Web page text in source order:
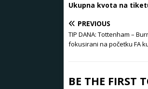
Ukupna kvota na
PREVIOUS
TIP DANA: Tottenham –
fokusirani na početku FA
BE THE FIRST